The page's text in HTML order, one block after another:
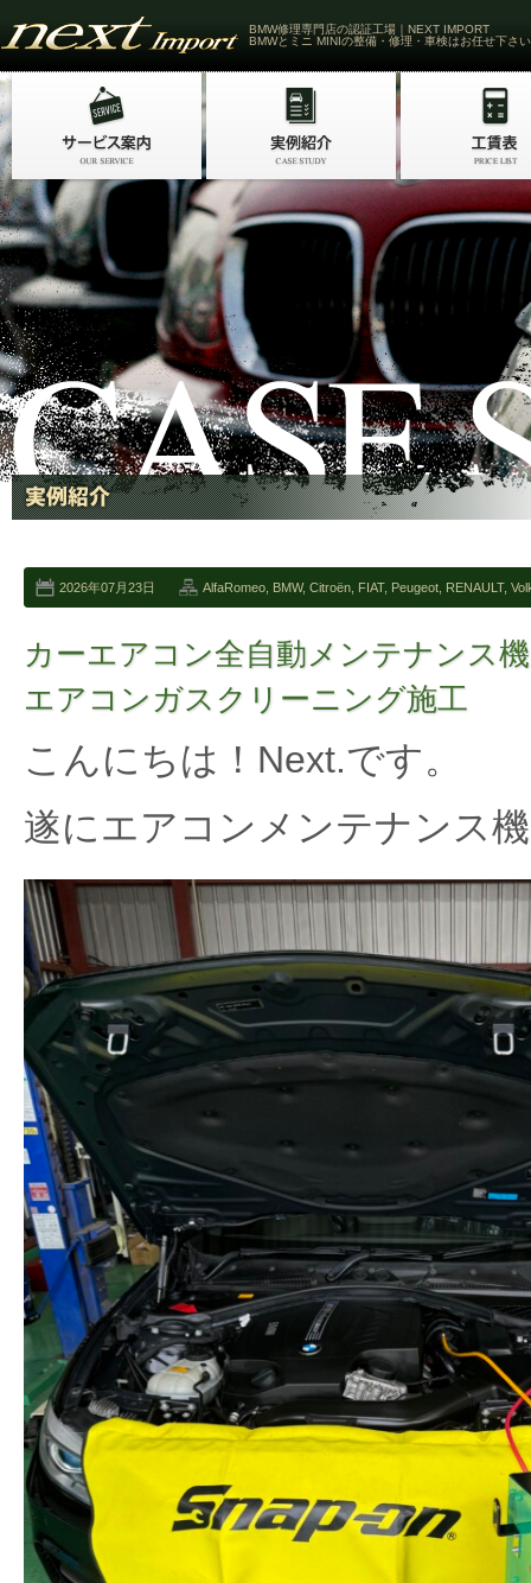
BMW修理専門店の認証工場｜NEXT IMPORT
BMWとミニ MINIの整備・修理・車検はお任せ下さい
2026年07月23日 AlfaRomeo BMW, Citroën FIAT, Peugeot RENAULT,
カーエアコン全自動メンテナンス
エアコンガスクリーニング施工
こんにちは！Next.です。
遂にエアコンメンテナンス